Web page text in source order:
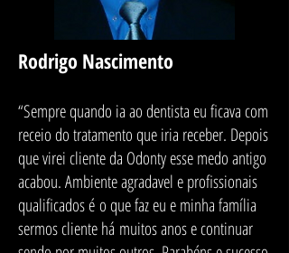
Rodrigo Nascimento
“Sempre quando ia ao dentista eu ficava com
receio do tratamento que iria receber. Depois
que virei cliente da Odonty esse medo antigo
acabou. Ambiente agradavel e profissionais
qualificados é o que faz eu e minha família
sermos cliente há muitos anos e continuar